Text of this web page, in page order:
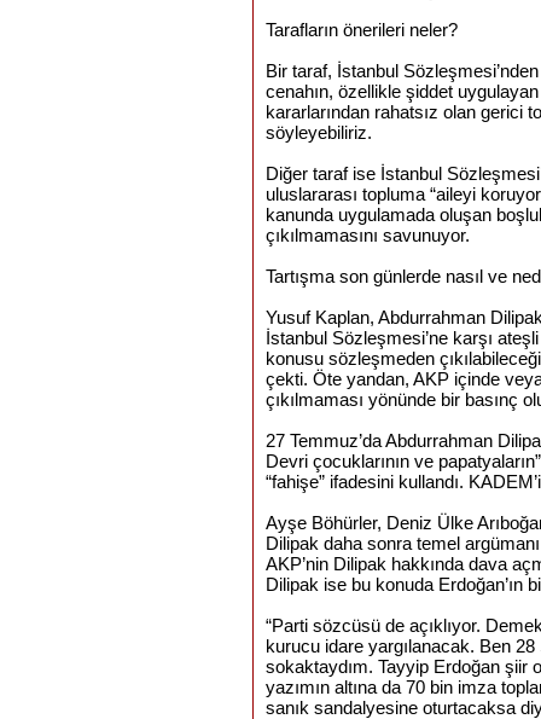
Tarafların önerileri neler?
Bir taraf, İstanbul
cenahın, özellikle şiddet
kararlarından rahatsız olan gerici
söyleyebiliriz.
Diğer taraf ise İstanbul
uluslararası topluma “aileyi
kanunda uygulamada oluşan
çıkılmamasını savunuyor.
Tartışma son günlerde nasıl ve
Yusuf Kaplan, Abdurrahman
İstanbul Sözleşmesi’ne karşı
konusu sözleşmeden
çekti. Öte yandan, AKP içinde
çıkılmaması yönünde bir basınç
27 Temmuz’da Abdurrahman
Devri çocuklarının ve
“fahişe” ifadesini kullandı.
Ayşe Böhürler, Deniz Ülke
Dilipak daha sonra temel
AKP’nin Dilipak hakkında dava
Dilipak ise bu konuda Erdoğan’ın
“Parti sözcüsü de açıklıyor.
kurucu idare yargılanacak. Ben
sokaktaydım. Tayyip Erdoğan şiir
yazımın altına da 70 bin imza
sanık sandalyesine oturtacaksa